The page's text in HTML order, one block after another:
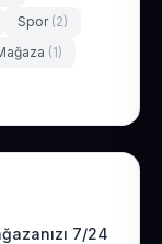
Spor (2)
(1)
7/24